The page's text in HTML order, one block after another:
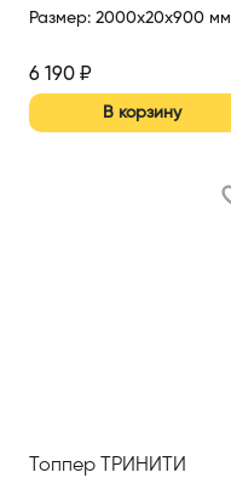
Размер: 2000x20x900 мм
6 190 ₽
В корзину
Топпер ТРИНИТИ